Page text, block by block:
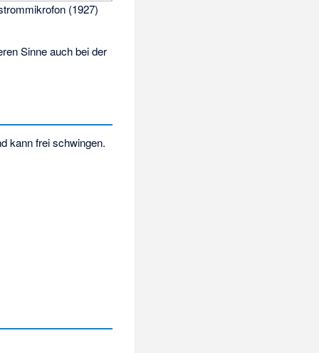
(1927)
Sinne auch bei der
kann frei schwingen.